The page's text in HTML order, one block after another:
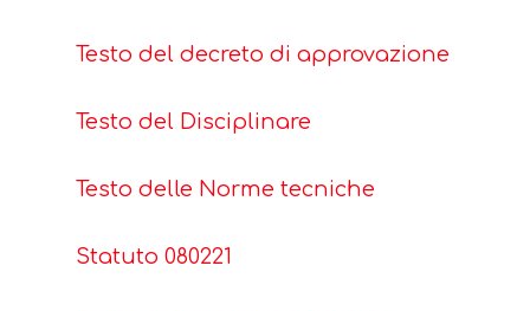
Testo del decreto di approvazione
Testo del Disciplinare
Testo delle Norme tecniche
Statuto 080221